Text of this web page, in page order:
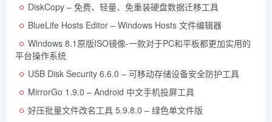
DiskCopy – 免费、轻量、免重装硬盘数据迁移工具
BlueLife Hosts Editor – Windows Hosts 文件编辑器
Windows 8.1原版ISO镜像-一款对于PC和平板都更加实用的
平台操作系统
USB Disk Security 6.6.0 – 可移动存储设备安全防护工具
MirrorGo 1.9.0 – Android 中文手机投屏工具
好压批量文件改名工具 5.9.8.0 – 绿色单文件版